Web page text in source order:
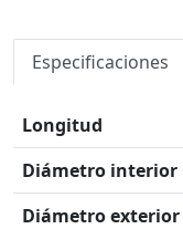
Especificaciones
Longitud
Diámetro interior
Diámetro exterior